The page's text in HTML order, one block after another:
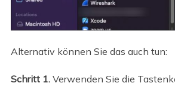
Alternativ können Sie das auch tun:
Schritt 1. Verwenden Sie die